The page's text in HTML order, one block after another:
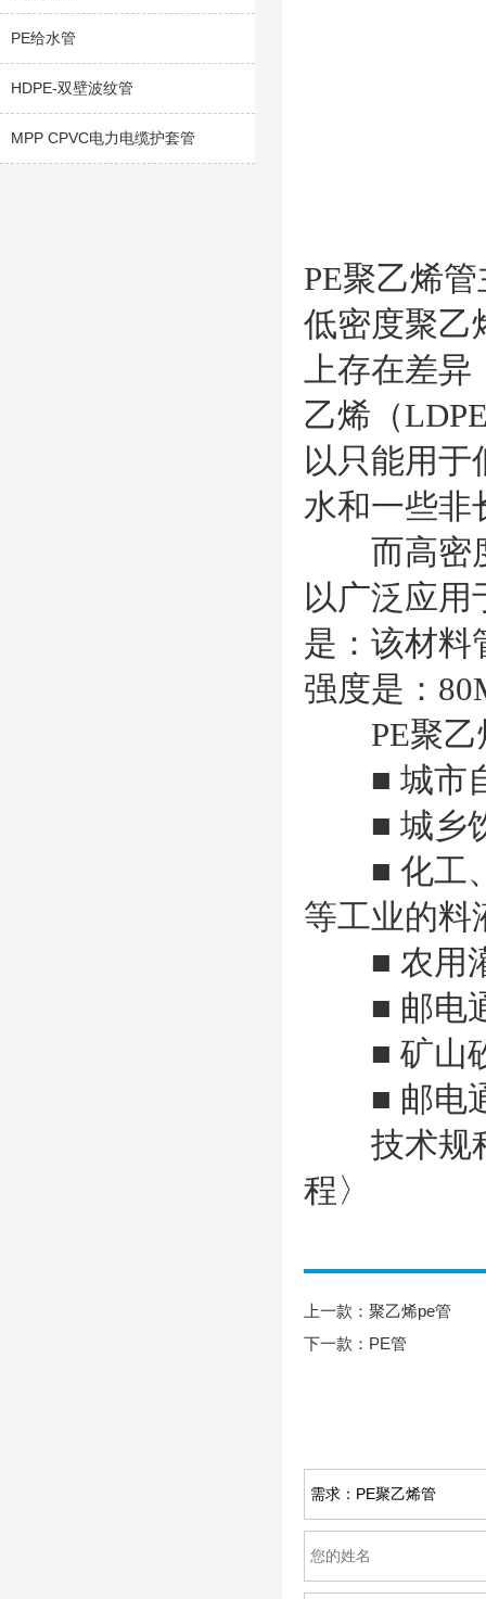
PE给水管
HDPE-双壁波纹管
MPP CPVC电力电缆护套管
PE聚乙烯
低密度聚乙
上存在差异
乙烯（
以只能用于
水和一些非
而高密度
以广泛应用
是：该材料
强度是：
PE聚乙
■ 城市自
■ 城乡饮
■ 化工、
等工业的料
■ 农用
■ 邮电通
■ 矿山砂
■ 邮电通
技术规程
程〉
上一款： 聚乙烯pe管
下一款： PE管